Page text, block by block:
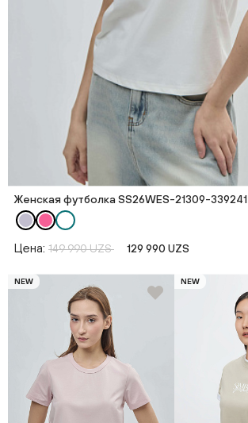
Женская футболка SS26WES-21309-339241
Цена: 149 990 UZS 129 990 UZS
NEW NEW